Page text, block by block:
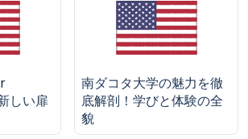
しい扉
南ダコタ大学の魅力を徹
底解剖！学びと体験の全
貌